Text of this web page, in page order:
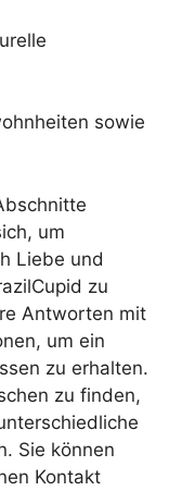
sowie
um
Liebe und
zu
Antworten mit
um ein
zu erhalten.
zu finden,
Sie können
Kontakt